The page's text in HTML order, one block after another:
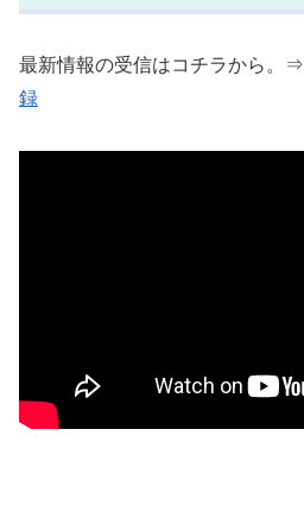
最新情報の受信はコチラから。⇒
録